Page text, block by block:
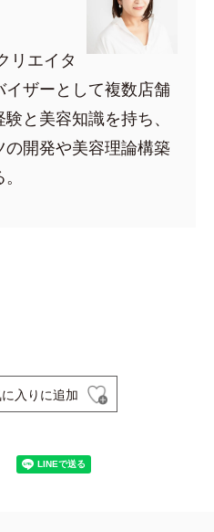
リエイタ
ザーとして複数店舗
と美容知識を持ち、
開発や美容理論構築
入りに追加